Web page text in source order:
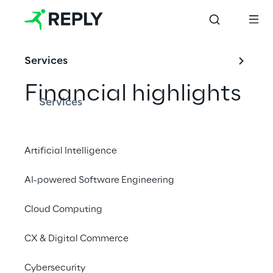
Services
Services
Artificial Intelligence
AI-powered Software Engineering
Cloud Computing
CX & Digital Commerce
Cybersecurity
Financial highlights
Key ratios
Dati patrimoniali